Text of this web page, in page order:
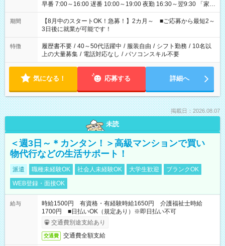
早番 7:00～16:00 遅番 10:00～19:00 夜勤 16:30～翌9:30 「家族
と休みを合わせたい」 「余裕を持って夕飯の準備がしたい」
「できれば残業はしたくない」 など、ご希望を教えてください
ね。 ※Wワーク希望の方へ 今ご覧のお仕事で希望する勤務時間
と、もう1つのお仕事の勤務時間。 合計で週40時間を超える場
合は応募できません。
期間
【8月中のスタートOK！急募！】2カ月～ ■ご応募から最短2～
3日後に就業が可能です！
特徴 履歴書不要 / 40～50代活躍中 / 服装自由 / シフト勤務 / 10名以
上の大量募集 / 電話対応なし / パソコンスキル不要
気になる！ 応募する 詳細へ
掲載日：2026.08.07
未読
＜週3日～＊カンタン！＞高級マンションで買い
物代行などの生活サポート！
派遣 職種未経験OK 社会人未経験OK 大学生歓迎
ブランクOK
WEB登録・面接OK
給与
時給1500円 有資格・有経験時給1650円 介護福祉士時給
1700円 ■日払いOK（規定あり）※即日払い不可
交通費別途支給あり
交通費 交通費全額支給